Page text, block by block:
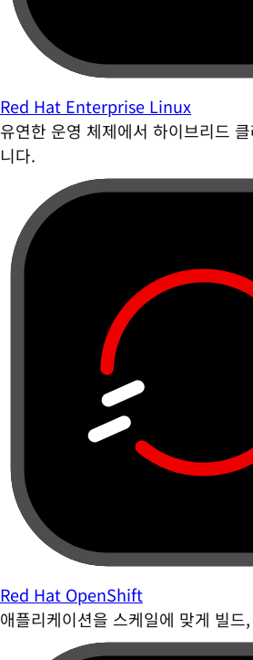
Red Hat Enterprise Linux
유연한 운영 체제에서 하이브리드
니다.
Red Hat OpenShift
애플리케이션을 스케일에 맞게 빌